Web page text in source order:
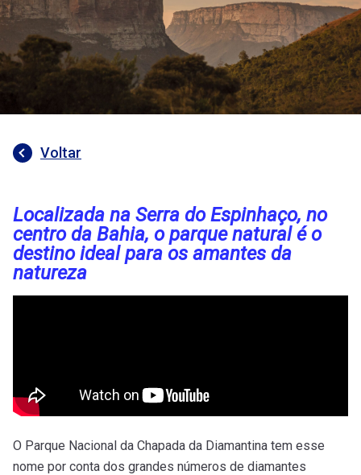
Voltar
Localizada na Serra do Espinhaço, no
centro da Bahia, o parque natural é o
destino ideal para os amantes da
natureza
O Parque Nacional da Chapada da Diamantina tem esse
nome por conta dos grandes números de diamantes